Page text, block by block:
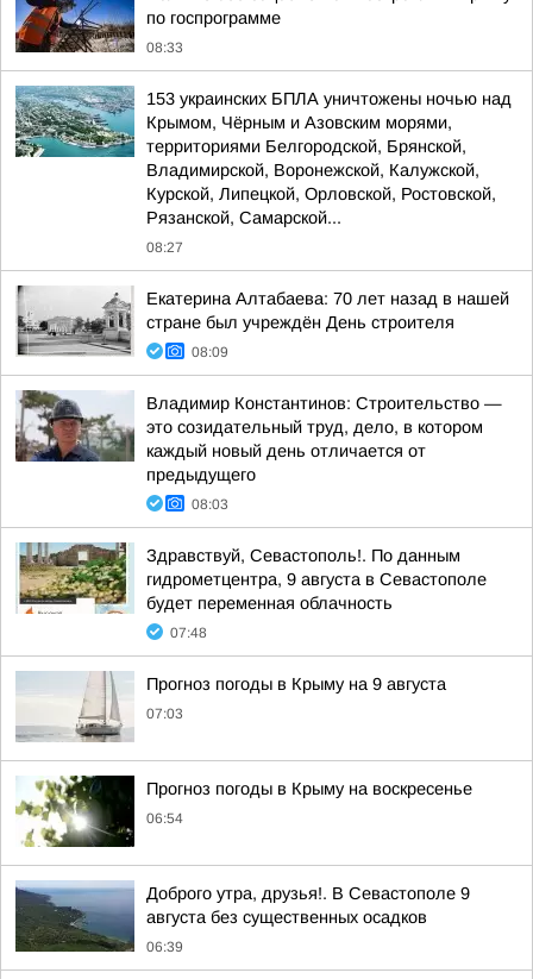
по госпрограмме
08:33
153 украинских БПЛА уничтожены ночью над
Крымом, Чёрным и Азовским морями,
территориями Белгородской, Брянской,
Владимирской, Воронежской, Калужской,
Курской, Липецкой, Орловской, Ростовской,
Рязанской, Самарской...
08:27
Екатерина Алтабаева: 70 лет назад в нашей
стране был учреждён День строителя
08:09
Владимир Константинов: Строительство —
это созидательный труд, дело, в котором
каждый новый день отличается от
предыдущего
08:03
Здравствуй, Севастополь!. По данным
гидрометцентра, 9 августа в Севастополе
будет переменная облачность
07:48
Прогноз погоды в Крыму на 9 августа
07:03
Прогноз погоды в Крыму на воскресенье
06:54
Доброго утра, друзья!. В Севастополе 9
августа без существенных осадков
06:39